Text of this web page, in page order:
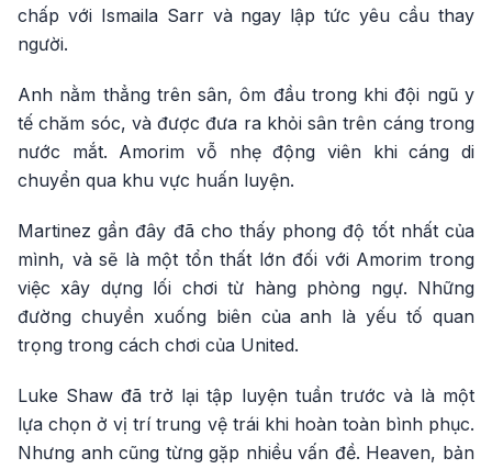
chấp với Ismaila Sarr và ngay lập tức yêu cầu thay
người.
Anh nằm thẳng trên sân, ôm đầu trong khi đội ngũ y
tế chăm sóc, và được đưa ra khỏi sân trên cáng trong
nước mắt. Amorim vỗ nhẹ động viên khi cáng di
chuyển qua khu vực huấn luyện.
Martinez gần đây đã cho thấy phong độ tốt nhất của
mình, và sẽ là một tổn thất lớn đối với Amorim trong
việc xây dựng lối chơi từ hàng phòng ngự. Những
đường chuyền xuống biên của anh là yếu tố quan
trọng trong cách chơi của United.
Luke Shaw đã trở lại tập luyện tuần trước và là một
lựa chọn ở vị trí trung vệ trái khi hoàn toàn bình phục.
Nhưng anh cũng từng gặp nhiều vấn đề. Heaven, bản